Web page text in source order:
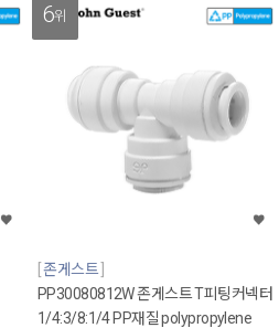
6위
존게스트
PP30080812W 존게스트 T피팅커넥터
1/4:3/8:1/4 PP재질 polypropylene